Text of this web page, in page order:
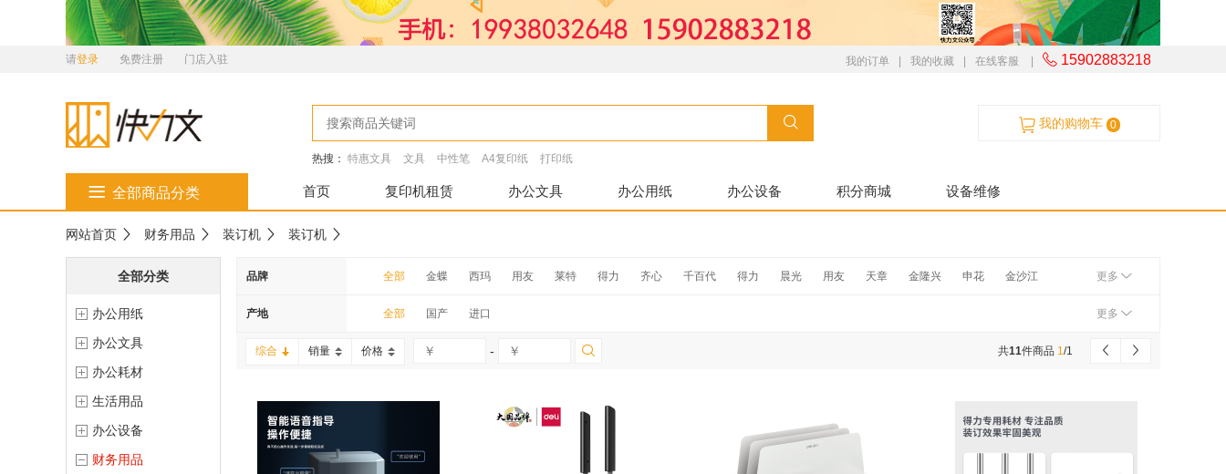
请登录 免费注册 门店入驻 我的订单 我的收藏 在线客服 15902883218
热搜： 特惠文具 文具 中性笔 A4复印纸 打印纸
我的购物车 0
全部商品分类 首页 复印机租赁 办公文具 办公用纸 办公设备 积分商城 设备维修
网站首页 财务用品 装订机 装订机
全部分类
办公用纸
办公文具
办公耗材
生活用品
办公设备
财务用品
品牌 全部 金蝶 西玛 用友 莱特 得力 齐心 千百代 得力 晨光 用友 天章 金隆兴 申花 金沙江
上海 金隆兴 威力
更多
产地 全部 国产 进口 更多
综合 销量 价格 - 共11件商品 1/1